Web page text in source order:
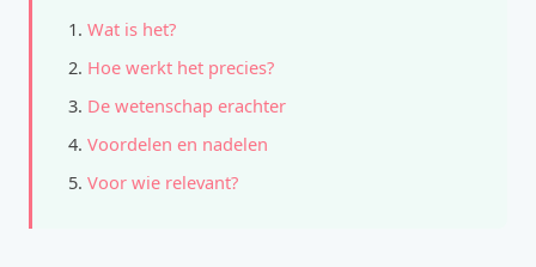
Wat is het?
Hoe werkt het precies?
De wetenschap erachter
Voordelen en nadelen
Voor wie relevant?